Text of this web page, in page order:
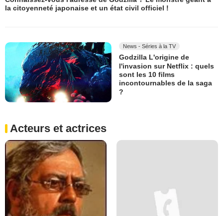
la citoyenneté japonaise et un état civil officiel !
News - Séries à la TV
Godzilla L'origine de
l'invasion sur Netflix : quels
sont les 10 films
incontournables de la saga
?
Acteurs et actrices